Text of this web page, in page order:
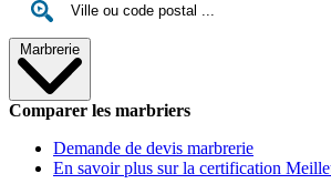
Marbrerie
Comparer les marbriers
Demande de devis marbrerie
En savoir plus sur la certification